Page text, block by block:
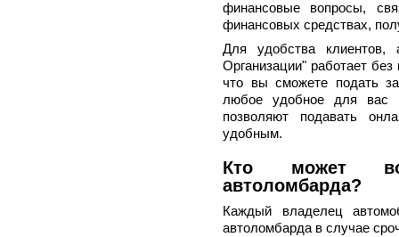
финансовые вопросы,
финансовых средствах,
Для удобства клиентов,
Организации" работает
что вы сможете подать
любое удобное для вас
позволяют подавать
удобным.
Кто может
автоломбарда?
Каждый владелец
автоломбарда в случае